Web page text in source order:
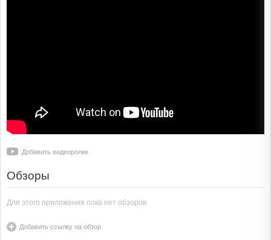
Добавить видеоролик
Обзоры
Для этого приложения пока нет обзоров
Добавить ссылку на обзор